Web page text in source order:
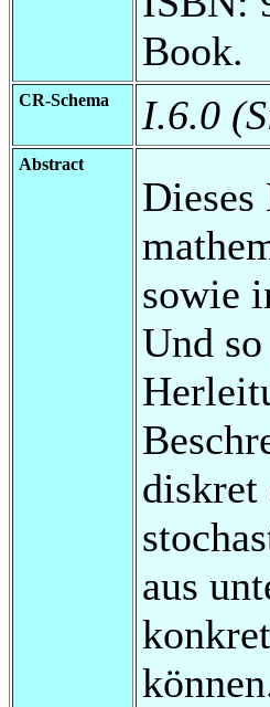
Book.
CR-Schema I.6.0
Abstract
sowie
Und
diskret
aus